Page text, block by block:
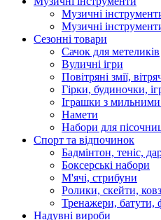
Музичні
Музичні
Сезонні товари
Сачок для метеликів
Вуличні ігри
Повітряні змії,
Гірки, будиночки,
Іграшки з
Намети
Набори для
Спорт та відпочинок
Бадмінтон, теніс,
Боксерські набори
М'ячі, стрибуни
Ролики, скейти,
Тренажери, батути,
Надувні вироби